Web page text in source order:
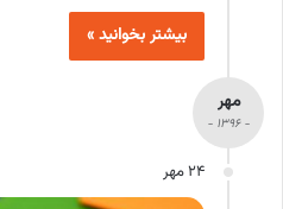
بیشتر بخوانید »
مهر
- 1396 -
24 مهر